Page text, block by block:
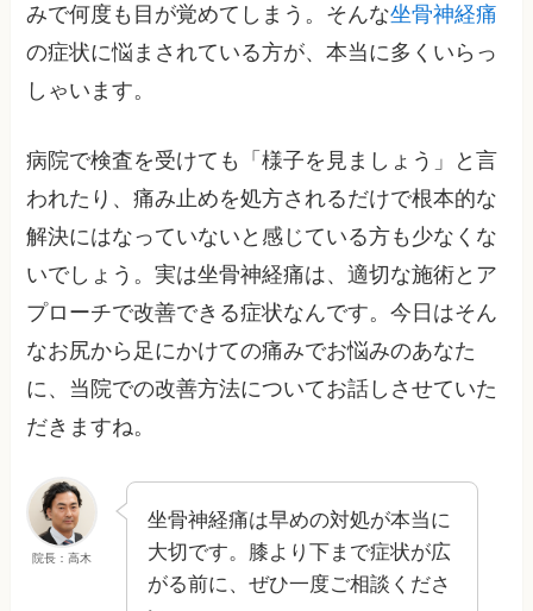
みで何度も目が覚めてしまう。そんな坐骨神経痛
の症状に悩まされている方が、本当に多くいらっ
しゃいます。
病院で検査を受けても「様子を見ましょう」と言
われたり、痛み止めを処方されるだけで根本的な
解決にはなっていないと感じている方も少なくな
いでしょう。実は坐骨神経痛は、適切な施術とア
プローチで改善できる症状なんです。今日はそん
なお尻から足にかけての痛みでお悩みのあなた
に、当院での改善方法についてお話しさせていた
だきますね。
院長：高木
坐骨神経痛は早めの対処が本当に
大切です。膝より下まで症状が広
がる前に、ぜひ一度ご相談くださ